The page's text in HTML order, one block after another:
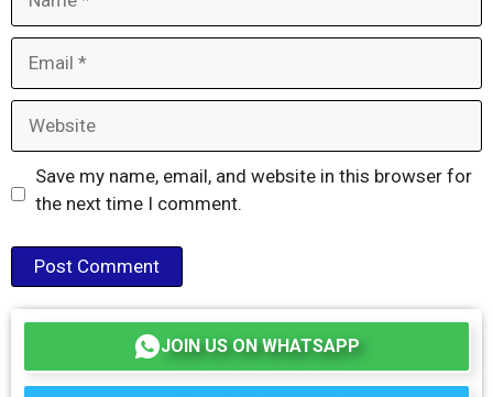
Save my name, email, and website in this browser for
the next time I comment.
JOIN US ON WHATSAPP